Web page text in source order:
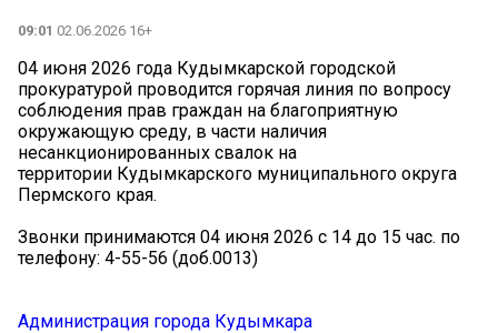
09:01 02.06.2026 16+
04 июня 2026 года Кудымкарской городской
прокуратурой проводится горячая линия по вопросу
соблюдения прав граждан на благоприятную
окружающую среду, в части наличия
несанкционированных свалок на
территории Кудымкарского муниципального округа
Пермского края.
Звонки принимаются 04 июня 2026 с 14 до 15 час. по
телефону: 4-55-56 (доб.0013)
Администрация города Кудымкара